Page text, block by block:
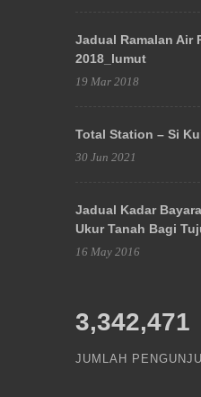
Jadual Ramalan Air
2018_lumut
19 Mar 2018
Total Station – Si
30 Jun 2021
Jadual Kadar
Ukur Tanah Bagi
16 May 2016
3,342,471
JUMLAH